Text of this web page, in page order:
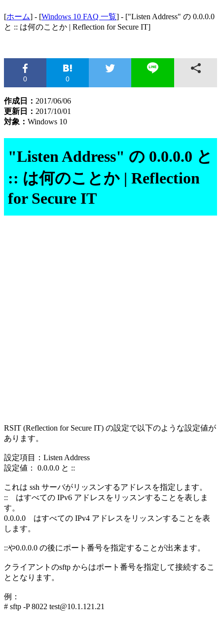
[ホーム] - [Windows 10 FAQ 一覧] - ["Listen Address" の 0.0.0.0
と :: は何のことか | Reflection for Secure IT]
0 0
作成日： 2017/06/06
更新日： 2017/10/01
対象： Windows 10
"Listen Address" の 0.0.0.0 と
:: は何のことか | Reflection
for Secure IT
RSIT (Reflection for Secure IT) の設定で以下のような設定値が
あります。
設定項目：Listen Address
設定値： 0.0.0.0 と ::
これは ssh サーバがリッスンするアドレスを指定します。
:: はすべての IPv6 アドレスをリッスンすることを表しま
す。
0.0.0.0 はすべての IPv4 アドレスをリッスンすることを表
します。
::や0.0.0.0 の後にポート番号を指定することが出来ます。
クライアントのsftp からはポート番号を指定して接続するこ
ととなります。
例：
# sftp -P 8022 test@10.1.121.21